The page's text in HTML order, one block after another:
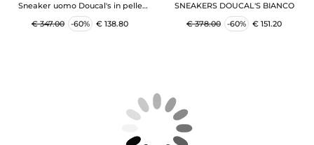
Sneaker uomo Doucal's in pelle
bottalata beige e fondo tono su tono
€ 347.00
-60% € 138.80
SNEAKERS DOUCAL'S BIANCO
€ 378.00
-60% € 151.20